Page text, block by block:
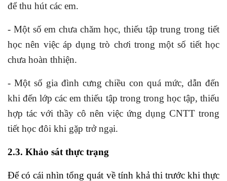
để thu hút các em.
- Một số em chưa chăm học, thiếu tập trung trong tiết
học nên việc áp dụng trò chơi trong một số tiết học
chưa hoàn thhiện.
- Một số gia đình cưng chiều con quá mức, dẫn đến
khi đến lớp các em thiếu tập trong trong học tập, thiếu
hợp tác với thầy cô nên việc ứng dụng CNTT trong
tiết học đôi khi gặp trở ngại.
2.3. Khảo sát thực trạng
Để có cái nhìn tổng quát về tính khả thi trước khi thực